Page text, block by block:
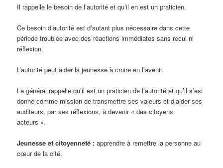
Il rappelle le besoin de l’autorité et qu’il en est un praticien.
Ce besoin d’autorité est d’autant plus nécessaire dans cette
période troublée avec des réactions immédiates sans recul ni
réflexion.
L’autorité peut aider la jeunesse à croire en l’avenir.
Le général rappelle qu’il est un praticien de l’autorité et qu’il s’est
donné comme mission de transmettre ses valeurs et d’aider ses
auditeurs, par ses réflexions, à devenir « des citoyens
acteurs ».
Jeunesse et citoyenneté : apprendre à remettre la personne au
cœur de la cité.